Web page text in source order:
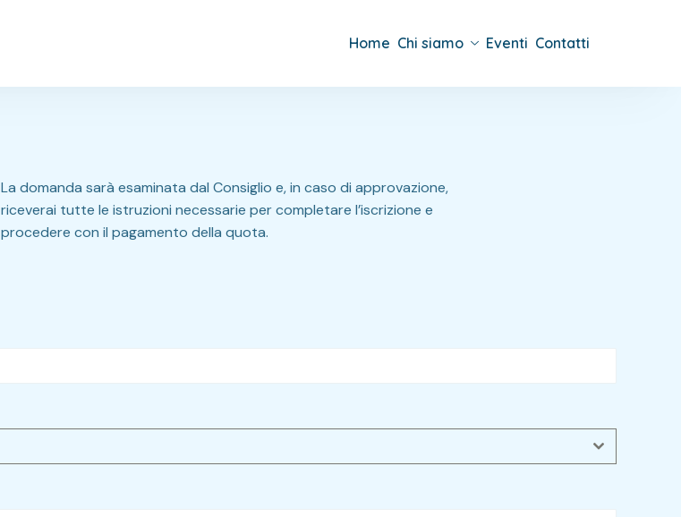
Home Chi siamo Eventi Contatti
La domanda sarà esaminata dal Consiglio e, in caso di approvazione,
riceverai tutte le istruzioni necessarie per completare l’iscrizione e
procedere con il pagamento della quota.